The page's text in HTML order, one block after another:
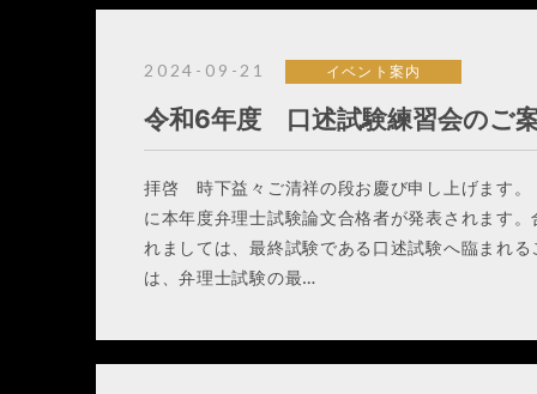
2024-09-21 イベント案内
令和6年度 口述試験練習会のご
拝啓 時下益々ご清祥の段お慶び申し上げます
に本年度弁理士試験論文合格者が発表されます
れましては、最終試験である口述試験へ臨まれ
は、弁理士試験の最…